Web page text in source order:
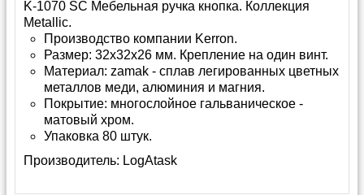
K-1070 SC Мебельная ручка кнопка. Коллекция
Metallic.
Производство компании Kerron.
Размер: 32х32х26 мм. Крепление на один винт.
Материал: zamak - сплав легированных цветных
металлов меди, алюминия и магния.
Покрытие: многослойное гальваническое -
матовый хром.
Упаковка 80 штук.
Производитель: LogAtask